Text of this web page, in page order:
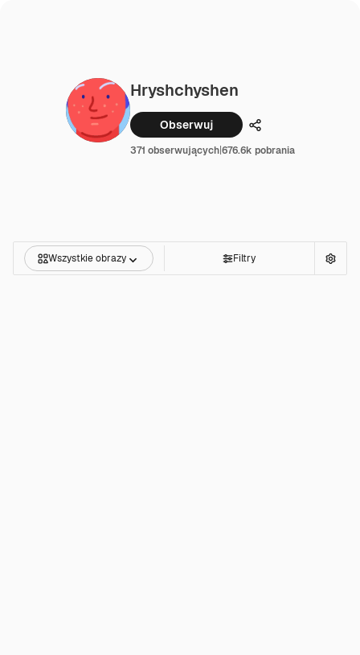
Hryshchyshen
Obserwuj Udostępnij
371 obserwujących|676.6k pobrania
Wszystkie obrazy Filtry